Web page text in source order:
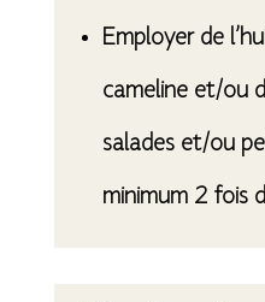
Employer de
cameline et/ou
salades et/ou
minimum 2 fois